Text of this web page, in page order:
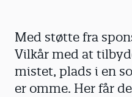
Med støtte fra
Vilkår med at
mistet, plads i en
er omme. Her får